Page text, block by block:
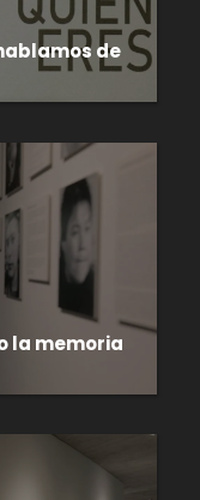
de
la memoria